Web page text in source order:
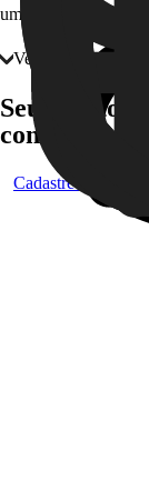
um CNPJ antes.
Ver mais
Seus pratos
conhece
Cadastre seu